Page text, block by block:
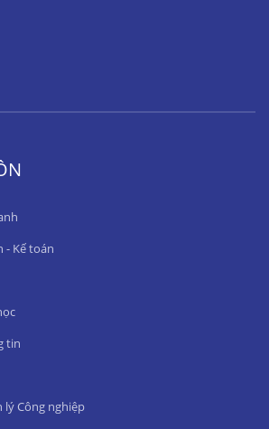
- Kế toán
tin
lý Công nghiệp